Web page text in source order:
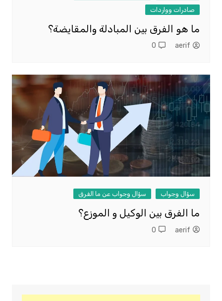
صادرات وواردات
ما هو الفرق بين المبادلة والمقايضة؟
aerif
0
سؤال وجواب سؤال وجواب عن ما الفرق
ما الفرق بين الوكيل و الموزع؟
aerif
0